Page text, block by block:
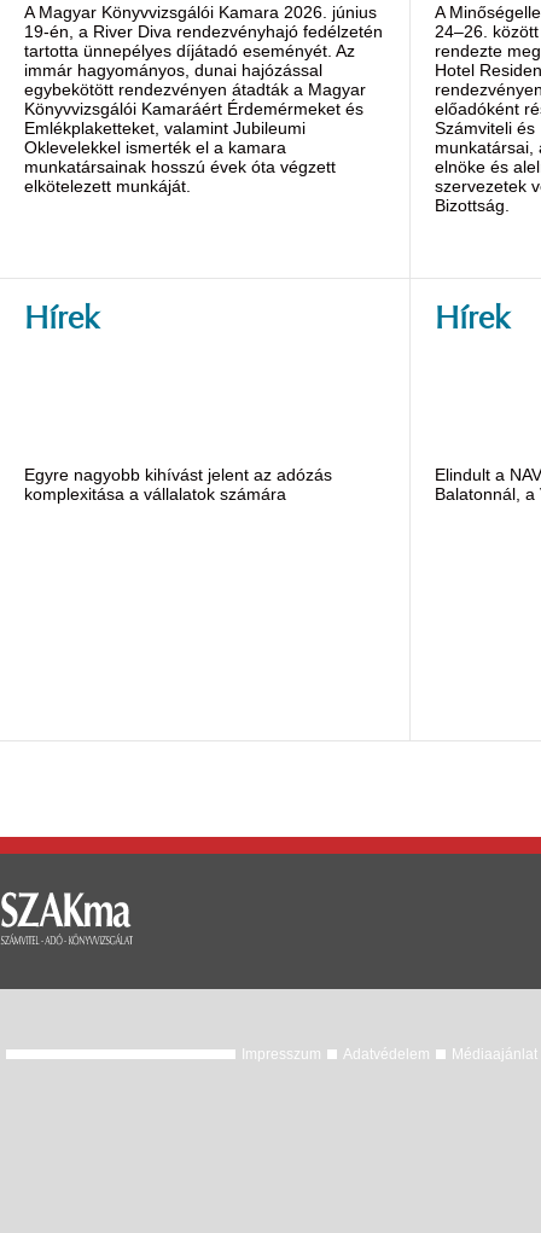
A Magyar Könyvvizsgálói Kamara 2026. június
19-én, a River Diva rendezvényhajó fedélzetén
tartotta ünnepélyes díjátadó eseményét. Az
immár hagyományos, dunai hajózással
egybekötött rendezvényen átadták a Magyar
Könyvvizsgálói Kamaráért Érdemérmeket és
Emlékplaketteket, valamint Jubileumi
Oklevelekkel ismerték el a kamara
munkatársainak hosszú évek óta végzett
elkötelezett munkáját.
A
24–26.
rendezte
Hotel
előadóként
Számviteli és
munkatársai,
elnöke és
szervezetek
Bizottság.
Hírek
Egyre nagyobb kihívást jelent az adózás
komplexitása a vállalatok számára
Hírek
Elindult a
Balatonnál, a
Impresszum Adatvédelem Médiaajánlat